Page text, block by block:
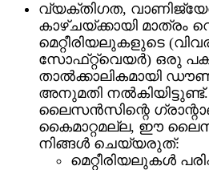
വ്യക്തിഗത,
കാഴ്‌ചയ്‌ക്കായി മാത്രം
മെറ്റീരിയലുകളുടെ
സോഫ്‌റ്റ്‌വെയർ) ഒരു
താൽക്കാലികമായി
അനുമതി
ലൈസൻസിന്റെ
കൈമാറ്റമല്ല, ഈ
നിങ്ങൾ ചെയ്യരുത്:
മെറ്റീരിയലുകൾ